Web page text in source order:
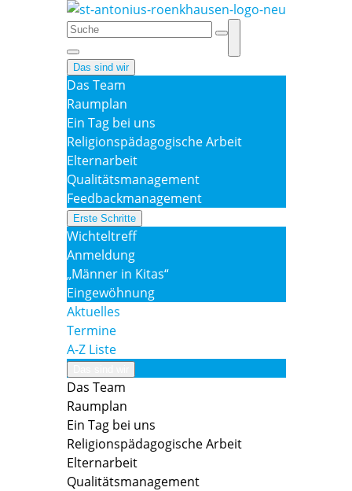
Das sind wir
Das Team
Raumplan
Ein Tag bei uns
Religionspädagogische Arbeit
Elternarbeit
Qualitätsmanagement
Feedbackmanagement
Erste Schritte
Wichteltreff
Anmeldung
„Männer in Kitas“
Eingewöhnung
Aktuelles
Termine
A-Z Liste
Das Team
Raumplan
Ein Tag bei uns
Religionspädagogische Arbeit
Elternarbeit
Qualitätsmanagement